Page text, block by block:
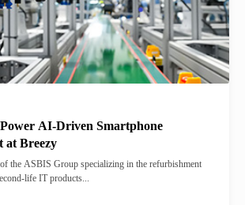
AI-Driven Smartphone
at Breezy
the ASBIS Group specializing in the refurbishment
life IT products...